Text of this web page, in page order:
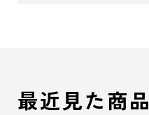
最近見た商品